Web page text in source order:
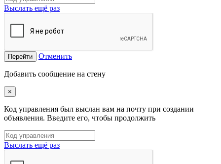
Выслать ещё раз
Перейти Отменить
Добавить сообщение на стену
×
Код управления был выслан вам на почту при создании
объявления. Введите его, чтобы продолжить
Выслать ещё раз